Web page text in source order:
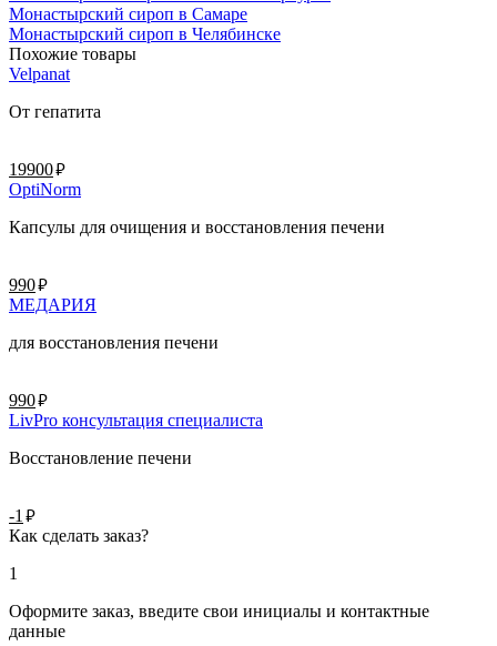
Монастырский сироп в Самаре
Монастырский сироп в Челябинске
Похожие товары
Velpanat
От гепатита
19900руб.
OptiNorm
Капсулы для очищения и восстановления печени
990руб.
МЕДАРИЯ
для восстановления печени
990руб.
LivPro консультация специалиста
Восстановление печени
-1 руб.
Как сделать заказ?
1
Оформите заказ, введите свои инициалы и контактные
данные